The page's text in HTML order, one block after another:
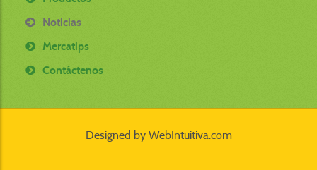
Noticias
Mercatips
Contáctenos
Designed by WebIntuitiva.com